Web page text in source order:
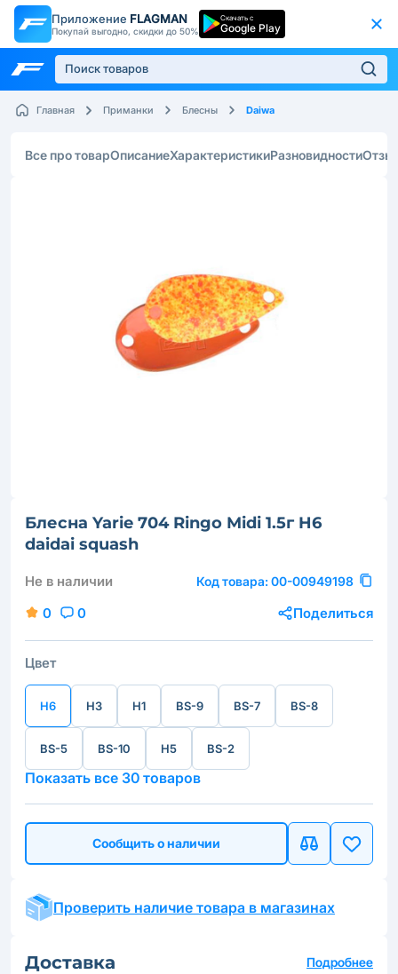
Приложение FLAGMAN
Покупай выгодно, скидки до 50%
Скачать с
Google Play
Главная Приманки Блесны Daiwa
Все про товарОписаниеХарактеристикиРазновидности
Блесна Yarie 704 Ringo Midi 1.5г H6
daidai squash
Не в наличии Код товара: 00-00949198
0 0 Поделиться
Цвет
H6 H3 H1 BS-9 BS-7 BS-8
BS-5 BS-10 H5 BS-2
Показать все 30 товаров
Сообщить о наличии
Проверить наличие товара в магазинах
Доставка Подробнее